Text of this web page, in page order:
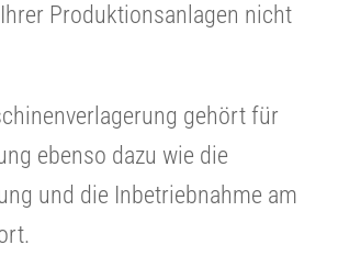
Produktionsanlagen nicht
gehört für
ebenso dazu wie die
und die Inbetriebnahme am